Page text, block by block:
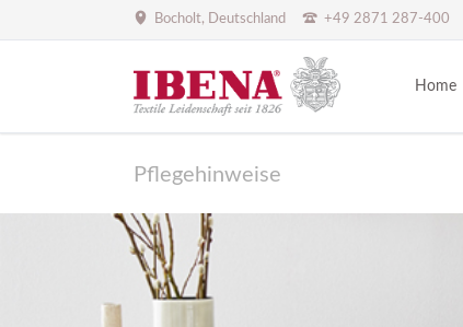
Bocholt, Deutschland +49 2871 287-400
Home
Pflegehinweise